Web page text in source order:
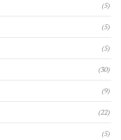
(5)
(5)
(5)
(30)
(9)
(22)
(5)